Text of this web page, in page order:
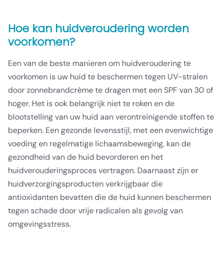
Hoe kan huidveroudering worden
voorkomen?
Een van de beste manieren om huidveroudering te
voorkomen is uw huid te beschermen tegen UV-stralen
door zonnebrandcrème te dragen met een SPF van 30 of
hoger. Het is ook belangrijk niet te roken en de
blootstelling van uw huid aan verontreinigende stoffen te
beperken. Een gezonde levensstijl, met een evenwichtige
voeding en regelmatige lichaamsbeweging, kan de
gezondheid van de huid bevorderen en het
huidverouderingsproces vertragen. Daarnaast zijn er
huidverzorgingsproducten verkrijgbaar die
antioxidanten bevatten die de huid kunnen beschermen
tegen schade door vrije radicalen als gevolg van
omgevingsstress.